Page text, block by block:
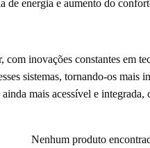
de energia e aumento do
com inovações constantes em
sistemas, tornando-os mais
mais acessível e
Nenhum produto